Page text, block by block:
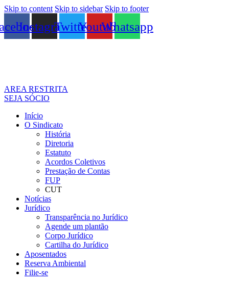
Skip to content Skip to sidebar Skip to footer
InstagramTwitterYoutubeWhatsapp
AREA RESTRITA
SEJA SÓCIO
Início
O Sindicato
História
Diretoria
Estatuto
Acordos Coletivos
Prestação de Contas
FUP
CUT
Notícias
Jurídico
Transparência no Jurídico
Agende um plantão
Corpo Jurídico
Cartilha do Jurídico
Aposentados
Reserva Ambiental
Filie-se